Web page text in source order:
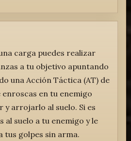
carga puedes realizar
a tu objetivo apuntando
una Acción Táctica (AT) de
enroscas en tu enemigo
y arrojarlo al suelo. Si es
suelo a tu enemigo y le
tus golpes sin arma.